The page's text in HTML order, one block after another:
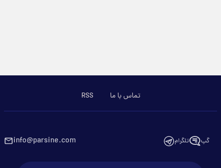
تماس با ما RSS
گپ تلگرام info@parsine.com